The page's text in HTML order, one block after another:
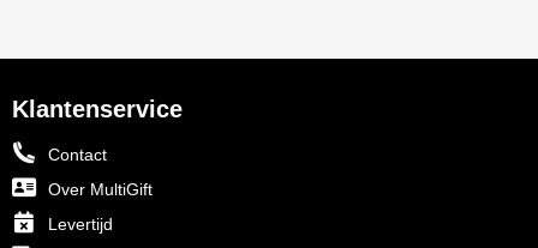
Klantenservice
Contact
Over MultiGift
Levertijd